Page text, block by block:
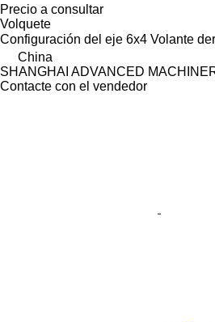
Precio a consultar
Volquete
Configuración del eje 6x4 Volante
China
SHANGHAI ADVANCED
Contacte con el vendedor